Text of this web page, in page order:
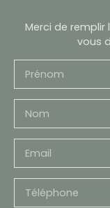
Merci de remplir
vous
Prénom
Nom
Email
Téléphone